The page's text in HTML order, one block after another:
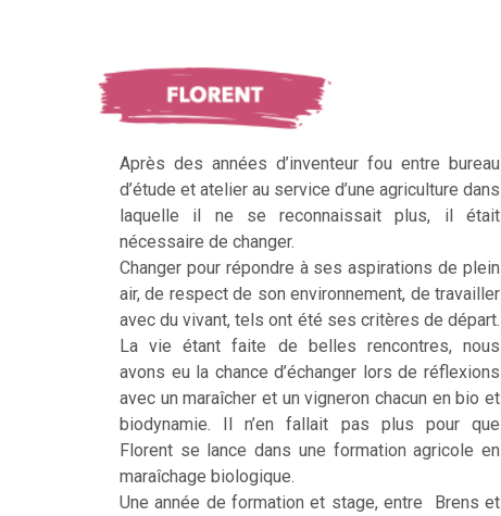
Après des années d’inventeur fou entre bureau
d’étude et atelier au service d’une agriculture dans
laquelle il ne se reconnaissait plus, il était
nécessaire de changer.
Changer pour répondre à ses aspirations de plein
air, de respect de son environnement, de travailler
avec du vivant, tels ont été ses critères de départ.
La vie étant faite de belles rencontres, nous
avons eu la chance d’échanger lors de réflexions
avec un maraîcher et un vigneron chacun en bio et
biodynamie. Il n’en fallait pas plus pour que
Florent se lance dans une formation agricole en
maraîchage biologique.
Une année de formation et stage, entre Brens et